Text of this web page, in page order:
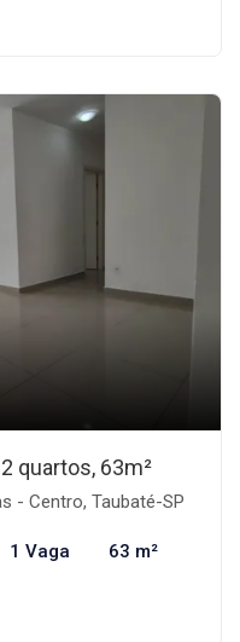
quartos, 63m²
- Centro, Taubaté-SP
1 Vaga 63 m²